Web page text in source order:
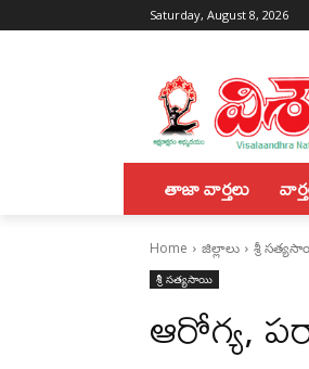
Saturday, August 8, 2026
తాజా వార్తలు
Home జిల్లాలు శ్రీ
శ్రీ సత్యసాయి
ఆరోగ్య,